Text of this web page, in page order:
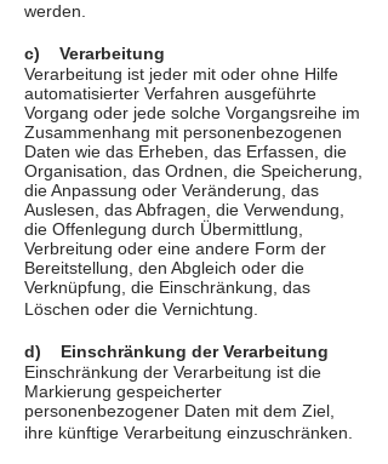
werden.
c) Verarbeitung
Verarbeitung ist jeder mit oder ohne Hilfe
automatisierter Verfahren ausgeführte
Vorgang oder jede solche Vorgangsreihe im
Zusammenhang mit personenbezogenen
Daten wie das Erheben, das Erfassen, die
Organisation, das Ordnen, die Speicherung,
die Anpassung oder Veränderung, das
Auslesen, das Abfragen, die Verwendung,
die Offenlegung durch Übermittlung,
Verbreitung oder eine andere Form der
Bereitstellung, den Abgleich oder die
Verknüpfung, die Einschränkung, das
Löschen oder die Vernichtung.
d) Einschränkung der Verarbeitung
Einschränkung der Verarbeitung ist die
Markierung gespeicherter
personenbezogener Daten mit dem Ziel,
ihre künftige Verarbeitung einzuschränken.